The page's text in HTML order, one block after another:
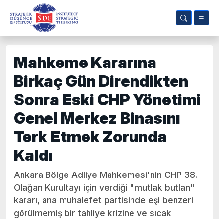
Mahkeme Kararına
Birkaç Gün Direndikten
Sonra Eski CHP Yönetimi
Genel Merkez Binasını
Terk Etmek Zorunda
Kaldı
Ankara Bölge Adliye Mahkemesi'nin CHP 38.
Olağan Kurultayı için verdiği "mutlak butlan"
kararı, ana muhalefet partisinde eşi benzeri
görülmemiş bir tahliye krizine ve sıcak